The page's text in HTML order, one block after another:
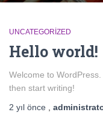
UNCATEGORIZED
Hello world!
Welcome to
then start writing!
2 yıl önce